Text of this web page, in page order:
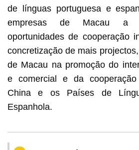
de línguas portuguesa e
empresas de Macau a
oportunidades de cooperação
concretização de mais
de Macau na promoção do
e comercial e da
China e os Países de
Espanhola.